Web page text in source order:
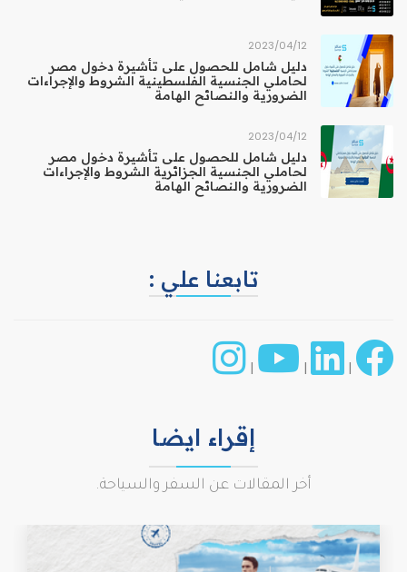
12‏/04‏/2023
دليل شامل للحصول على تأشيرة دخول مصر
لحاملي الجنسية الفلسطينية الشروط والإجراءات
الضرورية والنصائح الهامة
12‏/04‏/2023
دليل شامل للحصول على تأشيرة دخول مصر
لحاملي الجنسية الجزائرية الشروط والإجراءات
الضرورية والنصائح الهامة
تابعنا علي :
|
|
|
إقراء ايضا
أخر المقالات عن السفر والسياحة.